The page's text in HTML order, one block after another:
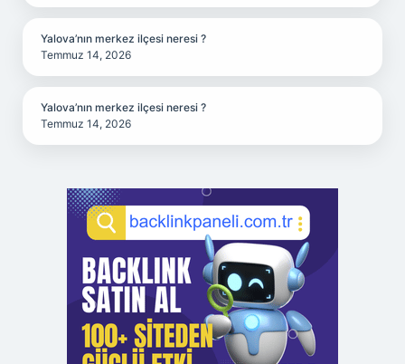
Yalova’nın merkez ilçesi neresi ?
Temmuz 14, 2026
Yalova’nın merkez ilçesi neresi ?
Temmuz 14, 2026